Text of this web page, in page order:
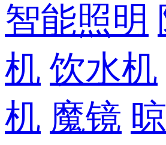
智能照明
机 饮水机
机 魔镜